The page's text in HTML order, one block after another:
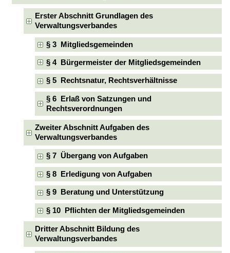
Erster Abschnitt Grundlagen des
Verwaltungsverbandes
§ 3 Mitgliedsgemeinden
§ 4 Bürgermeister der Mitgliedsgemeinden
§ 5 Rechtsnatur, Rechtsverhältnisse
§ 6 Erlaß von Satzungen und
Rechtsverordnungen
Zweiter Abschnitt Aufgaben des
Verwaltungsverbandes
§ 7 Übergang von Aufgaben
§ 8 Erledigung von Aufgaben
§ 9 Beratung und Unterstützung
§ 10 Pflichten der Mitgliedsgemeinden
Dritter Abschnitt Bildung des
Verwaltungsverbandes